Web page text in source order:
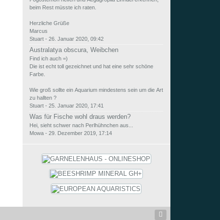
beim Rest müsste ich raten.
Herzliche Grüße
Marcus
Stuart- 26. Januar 2020, 09:42
Australatya obscura, Weibchen
Find ich auch =)
Die ist echt toll gezeichnet und hat eine sehr schöne
Farbe.
Wie groß sollte ein Aquarium mindestens sein um die Art
zu hallten ?
Stuart- 25. Januar 2020, 17:41
Was für Fische wohl draus werden?
Hei, sieht schwer nach Perlhühnchen aus...
Mowa- 29. Dezember 2019, 17:14